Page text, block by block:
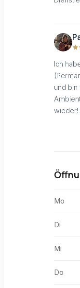
Ich
und bin
wieder!
Mo
Di
Mi
Do